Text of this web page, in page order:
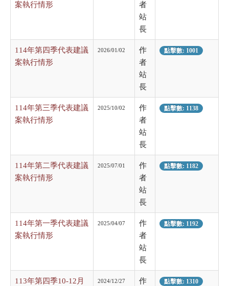
案執行情形
者
站
長
114年第四季代表建議
案執行情形
2026/01/02
作
者
站
長
點擊數: 1001
114年第三季代表建議
案執行情形
2025/10/02
作
者
站
長
點擊數: 1138
114年第二季代表建議
案執行情形
2025/07/01
作
者
站
長
點擊數: 1182
114年第一季代表建議
案執行情形
2025/04/07
作
者
站
長
點擊數: 1192
113年第四季10-12月 2024/12/27
作
點擊數: 1310